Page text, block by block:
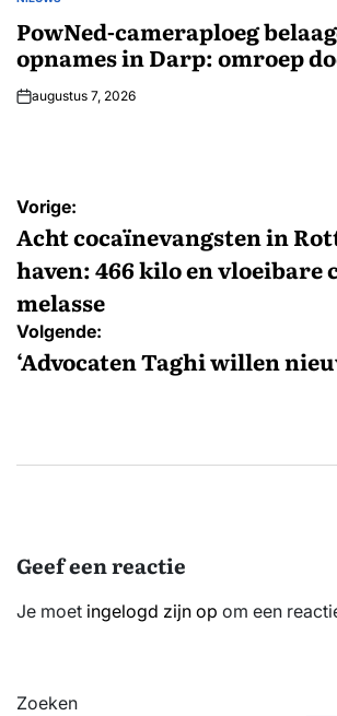
GEPLAATST
PowNed-cameraploeg
opnames in Darp: omroep
augustus 7, 2026
Bericht
navigatie
Vorige:
Acht cocaïnevangsten in
haven: 466 kilo en vloeibare
melasse
Volgende:
‘Advocaten Taghi willen
Geef een reactie
Je moet ingelogd zijn op om een
Zoeken